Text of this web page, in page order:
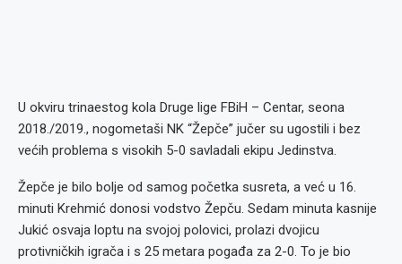
U okviru trinaestog kola Druge lige FBiH – Centar, seona
2018./2019., nogometaši NK “Žepče” jučer su ugostili i bez
većih problema s visokih 5-0 savladali ekipu Jedinstva.
Žepče je bilo bolje od samog početka susreta, a već u 16.
minuti Krehmić donosi vodstvo Žepču. Sedam minuta kasnije
Jukić osvaja loptu na svojoj polovici, prolazi dvojicu
protivničkih igrača i s 25 metara pogađa za 2-0. To je bio